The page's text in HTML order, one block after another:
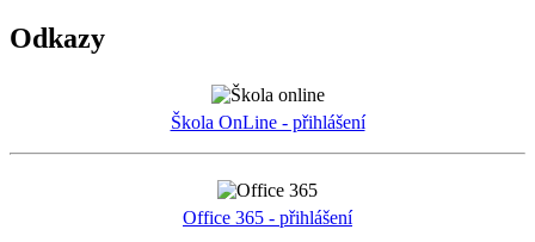
Odkazy
Škola OnLine - přihlášení
Office 365 - přihlášení